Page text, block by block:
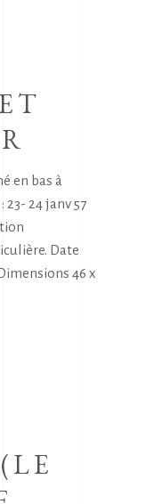
en bas à
23- 24 janv 57
Date
46 x